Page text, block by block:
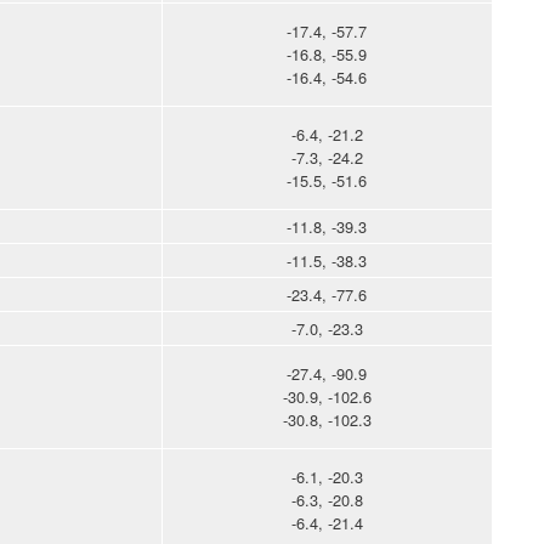
-17.4, -57.7
-16.8, -55.9
-16.4, -54.6
-6.4, -21.2
-7.3, -24.2
-15.5, -51.6
-11.8, -39.3
-11.5, -38.3
-23.4, -77.6
-7.0, -23.3
-27.4, -90.9
-30.9, -102.6
-30.8, -102.3
-6.1, -20.3
-6.3, -20.8
-6.4, -21.4